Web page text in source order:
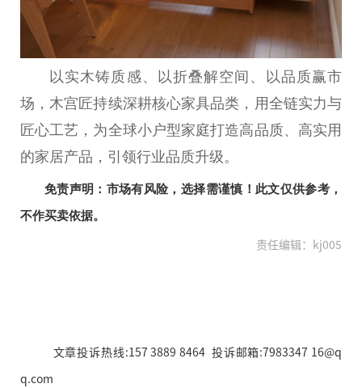
以实木铸质感、以折叠解空间、以品质赢市
场，木宫匠持续深耕核心家具品类，用全链实力与
匠心工艺，为全球小户型家庭打造高品质、高实用
的家居产品，引领行业品质升级。
免责声明：市场有风险，选择需谨慎！此文仅供参考，
不作买卖依据。
责任编辑：kj005
文章投诉热线:157 3889 8464 投诉邮箱:7983347 16@q
q.com